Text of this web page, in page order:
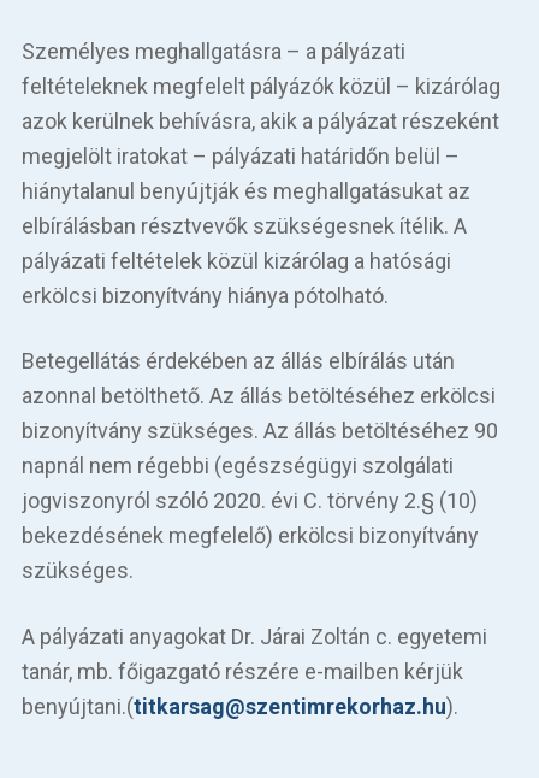
Személyes meghallgatásra – a pályázati
feltételeknek megfelelt pályázók közül – kizárólag
azok kerülnek behívásra, akik a pályázat részeként
megjelölt iratokat – pályázati határidőn belül –
hiánytalanul benyújtják és meghallgatásukat az
elbírálásban résztvevők szükségesnek ítélik. A
pályázati feltételek közül kizárólag a hatósági
erkölcsi bizonyítvány hiánya pótolható.
Betegellátás érdekében az állás elbírálás után
azonnal betölthető. Az állás betöltéséhez erkölcsi
bizonyítvány szükséges. Az állás betöltéséhez 90
napnál nem régebbi (egészségügyi szolgálati
jogviszonyról szóló 2020. évi C. törvény 2.§ (10)
bekezdésének megfelelő) erkölcsi bizonyítvány
szükséges.
A pályázati anyagokat Dr. Járai Zoltán c. egyetemi
tanár, mb. főigazgató részére e-mailben kérjük
benyújtani.(titkarsag@szentimrekorhaz.hu).